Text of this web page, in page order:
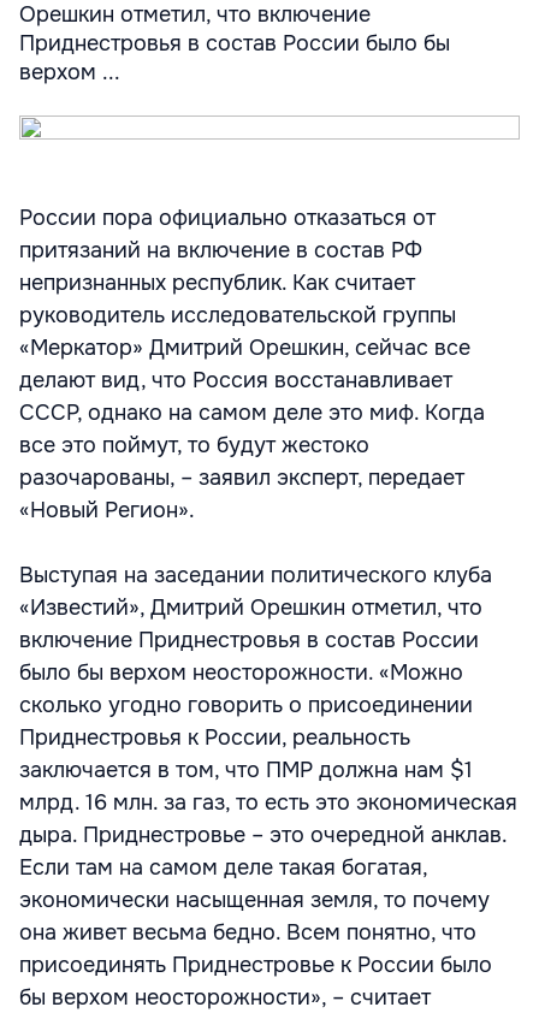
Орешкин отметил, что включение
Приднестровья в состав России было бы
верхом ...
России пора официально отказаться от
притязаний на включение в состав РФ
непризнанных республик. Как считает
руководитель исследовательской группы
«Меркатор» Дмитрий Орешкин, сейчас все
делают вид, что Россия восстанавливает
СССР, однако на самом деле это миф. Когда
все это поймут, то будут жестоко
разочарованы, – заявил эксперт, передает
«Новый Регион».
Выступая на заседании политического клуба
«Известий», Дмитрий Орешкин отметил, что
включение Приднестровья в состав России
было бы верхом неосторожности. «Можно
сколько угодно говорить о присоединении
Приднестровья к России, реальность
заключается в том, что ПМР должна нам $1
млрд. 16 млн. за газ, то есть это экономическая
дыра. Приднестровье – это очередной анклав.
Если там на самом деле такая богатая,
экономически насыщенная земля, то почему
она живет весьма бедно. Всем понятно, что
присоединять Приднестровье к России было
бы верхом неосторожности», – считает